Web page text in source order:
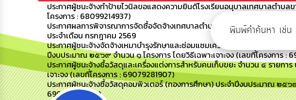
ประกาศผู้ชนะจ้างทำป้ายไวนิลขอแสดงความยินดีโรงเรียนอนุบาลเทศบาลตำบลข
โครงการ : 68099214937)
ประกาศผลการพิจารณาการจัดซื้อจัดจ้างเทศบาลตำบลขามป้อม เรื่อง การจัดซื้
ประจำเดือน กรกฎาคม 2569
ประกาศผู้ชนะจ้างจัดจ้างเหมาบำรุงรักษาและซ่อมแซมเครื่องปรับอากาศ (โรงเรีย
ปีงบประมาณ ๒๕๖๙ จำนวน ๑ โครงการ โดยวิธีเฉพาะเจาะจง (เลขที่โครงการ :
ประกาศผู้ชนะจ้างซื้อวัสดุและเครื่องแต่งการสำหรับคนเก็บขยะ จำนวน ๔ รายกา
เจาะจง (เลขที่โครงการ : 69079281907)
ประกาศผู้ชนะจ้างซื้อวัสดุคอมพิวเตอร์ (กองการศึกษา) ประจำปีงบประมาณ ๒๕๖๙
69079205306)